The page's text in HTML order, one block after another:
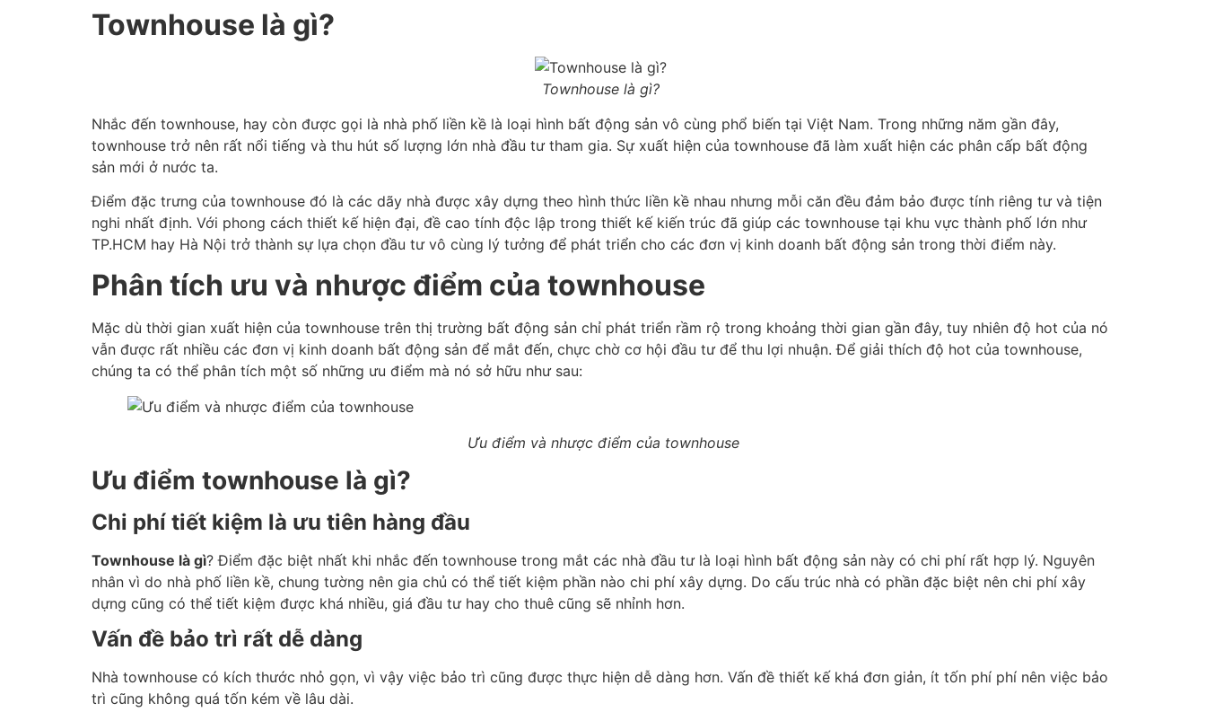
Townhouse là gì?
Townhouse là gì?
Nhắc đến townhouse, hay còn được gọi là nhà phố liền kề là loại hình bất động sản vô cùng phổ biến tại Việt Nam. Trong những năm gần đây,
townhouse trở nên rất nổi tiếng và thu hút số lượng lớn nhà đầu tư tham gia. Sự xuất hiện của townhouse đã làm xuất hiện các phân cấp bất động
sản mới ở nước ta.
Điểm đặc trưng của townhouse đó là các dãy nhà được xây dựng theo hình thức liền kề nhau nhưng mỗi căn đều đảm bảo được tính riêng tư và tiện
nghi nhất định. Với phong cách thiết kế hiện đại, đề cao tính độc lập trong thiết kế kiến trúc đã giúp các townhouse tại khu vực thành phố lớn như
TP.HCM hay Hà Nội trở thành sự lựa chọn đầu tư vô cùng lý tưởng để phát triển cho các đơn vị kinh doanh bất động sản trong thời điểm này.
Phân tích ưu và nhược điểm của townhouse
Mặc dù thời gian xuất hiện của townhouse trên thị trường bất động sản chỉ phát triển rầm rộ trong khoảng thời gian gần đây, tuy nhiên độ hot của nó
vẫn được rất nhiều các đơn vị kinh doanh bất động sản để mắt đến, chực chờ cơ hội đầu tư để thu lợi nhuận. Để giải thích độ hot của townhouse,
chúng ta có thể phân tích một số những ưu điểm mà nó sở hữu như sau:
Ưu điểm và nhược điểm của townhouse
Ưu điểm townhouse là gì?
Chi phí tiết kiệm là ưu tiên hàng đầu
Townhouse là gì? Điểm đặc biệt nhất khi nhắc đến townhouse trong mắt các nhà đầu tư là loại hình bất động sản này có chi phí rất hợp lý. Nguyên
nhân vì do nhà phố liền kề, chung tường nên gia chủ có thể tiết kiệm phần nào chi phí xây dựng. Do cấu trúc nhà có phần đặc biệt nên chi phí xây
dựng cũng có thể tiết kiệm được khá nhiều, giá đầu tư hay cho thuê cũng sẽ nhỉnh hơn.
Vấn đề bảo trì rất dễ dàng
Nhà townhouse có kích thước nhỏ gọn, vì vậy việc bảo trì cũng được thực hiện dễ dàng hơn. Vấn đề thiết kế khá đơn giản, ít tốn phí phí nên việc bảo
trì cũng không quá tốn kém về lâu dài.